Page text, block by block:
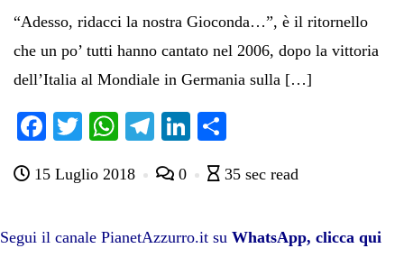
“Adesso, ridacci la nostra Gioconda…”, è il ritornello
che un po’ tutti hanno cantato nel 2006, dopo la vittoria
dell’Italia al Mondiale in Germania sulla […]
Fa
bo
T
tte
W
ts
pp
Te
gr
m
Li
ed di
di
15 Luglio 2018 0 35 sec read
Segui il canale PianetAzzurro.it su WhatsApp, clicca qui